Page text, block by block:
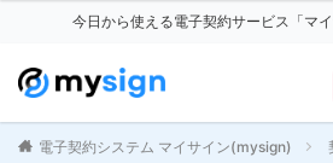
今日から使える電子契約サービス「マ
電子契約システム マイサイン(mysign)